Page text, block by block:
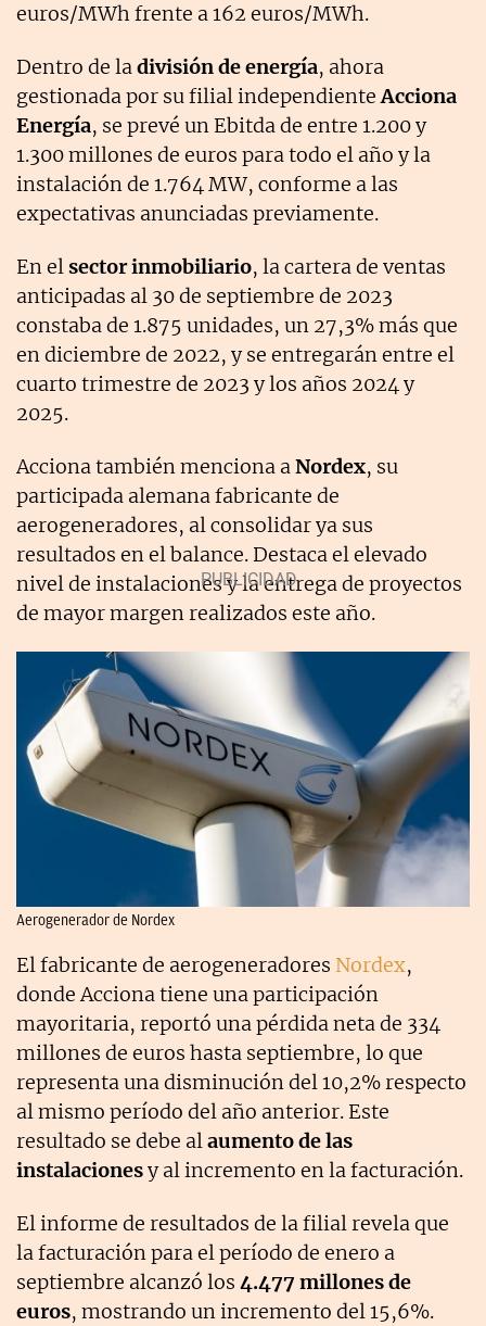
euros/MWh frente a 162 euros/MWh.
Dentro de ladivisión de energía, ahora
gestionada por su filial independienteAcciona
Energía, se prevé un Ebitda de entre 1.200 y
1.300 millones de euros para todo el año y la
instalación de 1.764 MW, conforme a las
expectativas anunciadas previamente.
En elsector inmobiliario, la cartera de ventas
anticipadas al 30 de septiembre de 2023
constaba de 1.875 unidades, un 27,3% más que
en diciembre de 2022, y se entregarán entre el
cuarto trimestre de 2023 y los años 2024 y
2025.
Acciona también menciona aNordex, su
participada alemana fabricante de
aerogeneradores, al consolidar ya sus
resultados en el balance. Destaca el elevado
nivel de instalaciones y la entrega de proyectos
de mayor margen realizados este año.
Aerogenerador de Nordex
El fabricante de aerogeneradores Nordex,
donde Acciona tiene una participación
mayoritaria, reportó una pérdida neta de 334
millones de euros hasta septiembre, lo que
representa una disminución del 10,2% respecto
al mismo período del año anterior. Este
resultado se debe alaumento de las
instalacionesy al incremento en la facturación.
El informe de resultados de la filial revela que
la facturación para el período de enero a
septiembre alcanzó los 4.477 millones de
euros, mostrando un incremento del 15,6%.